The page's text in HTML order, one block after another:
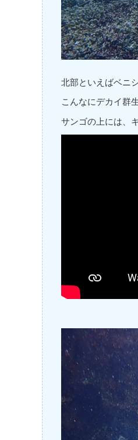
北部といえばベニ
こんなにデカイ群
サンゴの上には、